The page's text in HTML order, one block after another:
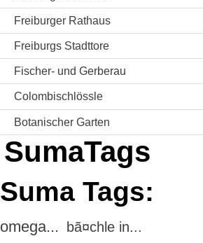
Freiburger Rathaus
Freiburgs Stadttore
Fischer- und Gerberau
Colombischlössle
Botanischer Garten
SumaTags
Suma Tags:
omega... bã¤chle in...